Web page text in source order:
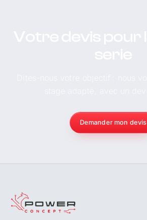
Demander mon devis